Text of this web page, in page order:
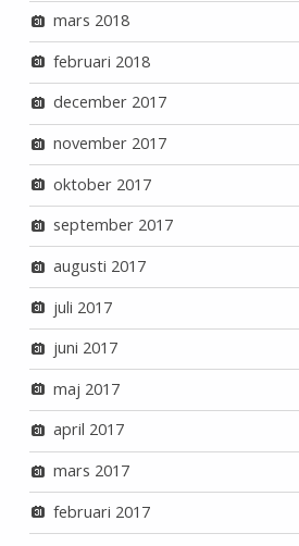
mars 2018
februari 2018
december 2017
november 2017
oktober 2017
september 2017
augusti 2017
juli 2017
juni 2017
maj 2017
april 2017
mars 2017
februari 2017